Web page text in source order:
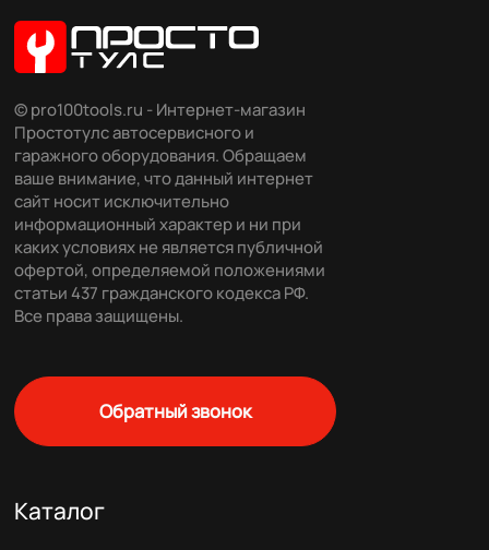
© pro100tools.ru - Интернет-магазин
Простотулс автосервисного и
гаражного оборудования. Обращаем
ваше внимание, что данный интернет
сайт носит исключительно
информационный характер и ни при
каких условиях не является публичной
офертой, определяемой положениями
статьи 437 гражданского кодекса РФ.
Все права защищены.
Обратный звонок
Каталог